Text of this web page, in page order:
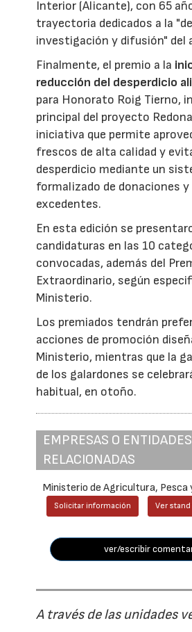
Interior (Alicante), con 65
trayectoria dedicados a la
investigación y difusión" del
Finalmente, el premio a la
reducción del desperdicio
para Honorato Roig Tierno,
principal del proyecto
iniciativa que permite
frescos de alta calidad y
desperdicio mediante un
formalizado de donaciones
excedentes.
En esta edición se
candidaturas en las 10
convocadas, además del
Extraordinario, según
Ministerio.
Los premiados tendrán
acciones de promoción
Ministerio, mientras que la
de los galardones se
habitual, en otoño.
EMPRESAS O ENTIDADES
RELACIONADAS
Ministerio de Agricultura, Pesca
Solicitar información Ver
ver/escribir
A través de las unidades